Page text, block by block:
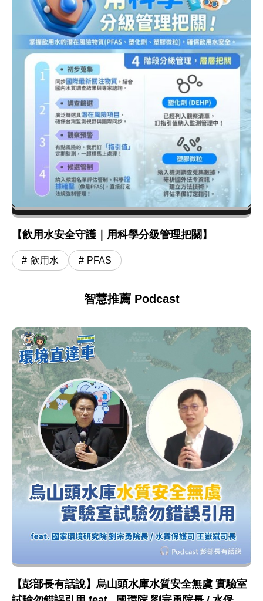
【飲用水安全守護｜用科學分級管理把關】
飲用水 PFAS
智慧推薦 Podcast
【彭部長有話說】烏山頭水庫水質安全無虞 實驗室